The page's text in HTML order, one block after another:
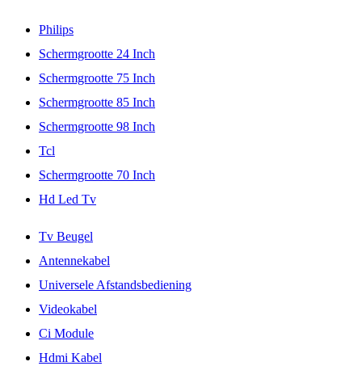
Philips
Schermgrootte 24 Inch
Schermgrootte 75 Inch
Schermgrootte 85 Inch
Schermgrootte 98 Inch
Tcl
Schermgrootte 70 Inch
Hd Led Tv
Tv Beugel
Antennekabel
Universele Afstandsbediening
Videokabel
Ci Module
Hdmi Kabel